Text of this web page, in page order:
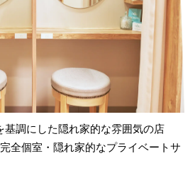
基調にした隠れ家的な雰囲気の店
全個室・隠れ家的なプライベートサ